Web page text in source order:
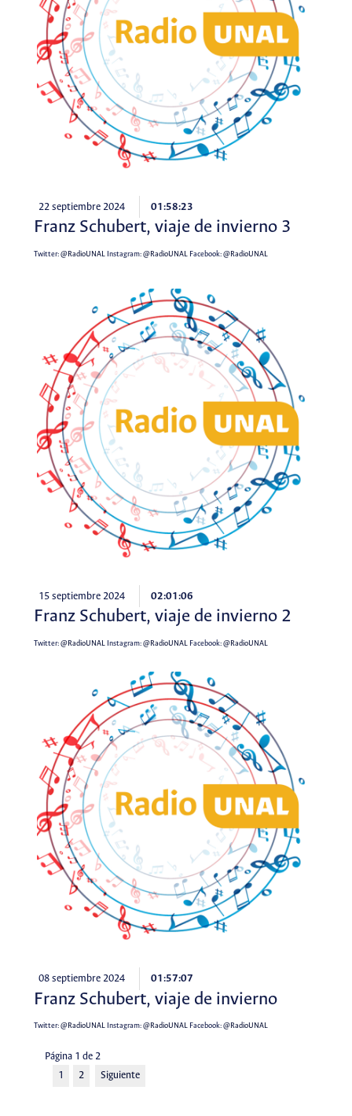
22 septiembre 2024 01:58:23
Franz Schubert, viaje de invierno 3
Twitter:@RadioUNALInstagram:@RadioUNALFacebook:@RadioUNAL
15 septiembre 2024 02:01:06
Franz Schubert, viaje de invierno 2
Twitter:@RadioUNALInstagram:@RadioUNALFacebook:@RadioUNAL
08 septiembre 2024 01:57:07
Franz Schubert, viaje de invierno
Twitter:@RadioUNALInstagram:@RadioUNALFacebook:@RadioUNAL
Página 1 de 2
1
2 Siguiente